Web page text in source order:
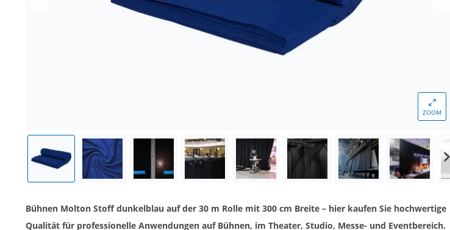
ZOOM
Bühnen Molton Stoff dunkelblau auf der 30 m Rolle mit 300 cm Breite – hier kaufen Sie hochwertige
Qualität für professionelle Anwendungen auf Bühnen, im Theater, Studio, Messe- und Eventbereich.